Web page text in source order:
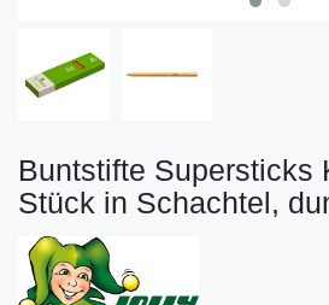
Buntstifte Supersticks
Stück in Schachtel,